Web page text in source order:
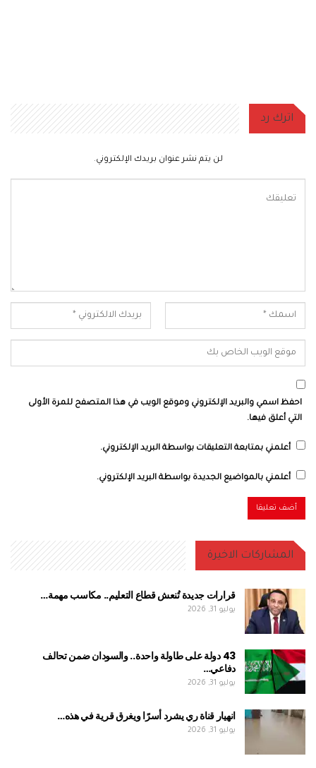
اترك رد
لن يتم نشر عنوان بريدك الإلكتروني.
احفظ اسمي والبريد الإلكتروني وموقع الويب في هذا المتصفح للمرة الأولى
التي أعلق فيها.
أعلمني بمتابعة التعليقات بواسطة البريد الإلكتروني.
أعلمني بالمواضيع الجديدة بواسطة البريد الإلكتروني.
المشاركات الاخيرة
قرارات جديدة تُنعش قطاع التعليم.. مكاسب مهمة…
يوليو 31, 2026
43 دولة على طاولة واحدة.. والسودان ضمن تحالف
دفاعي…
يوليو 31, 2026
انهيار قناة ري يشرد أسرًا ويغرق قرية في هذه…
يوليو 31, 2026